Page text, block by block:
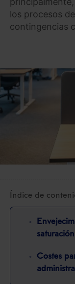
los procesos
contingencias
Índice de
Costes